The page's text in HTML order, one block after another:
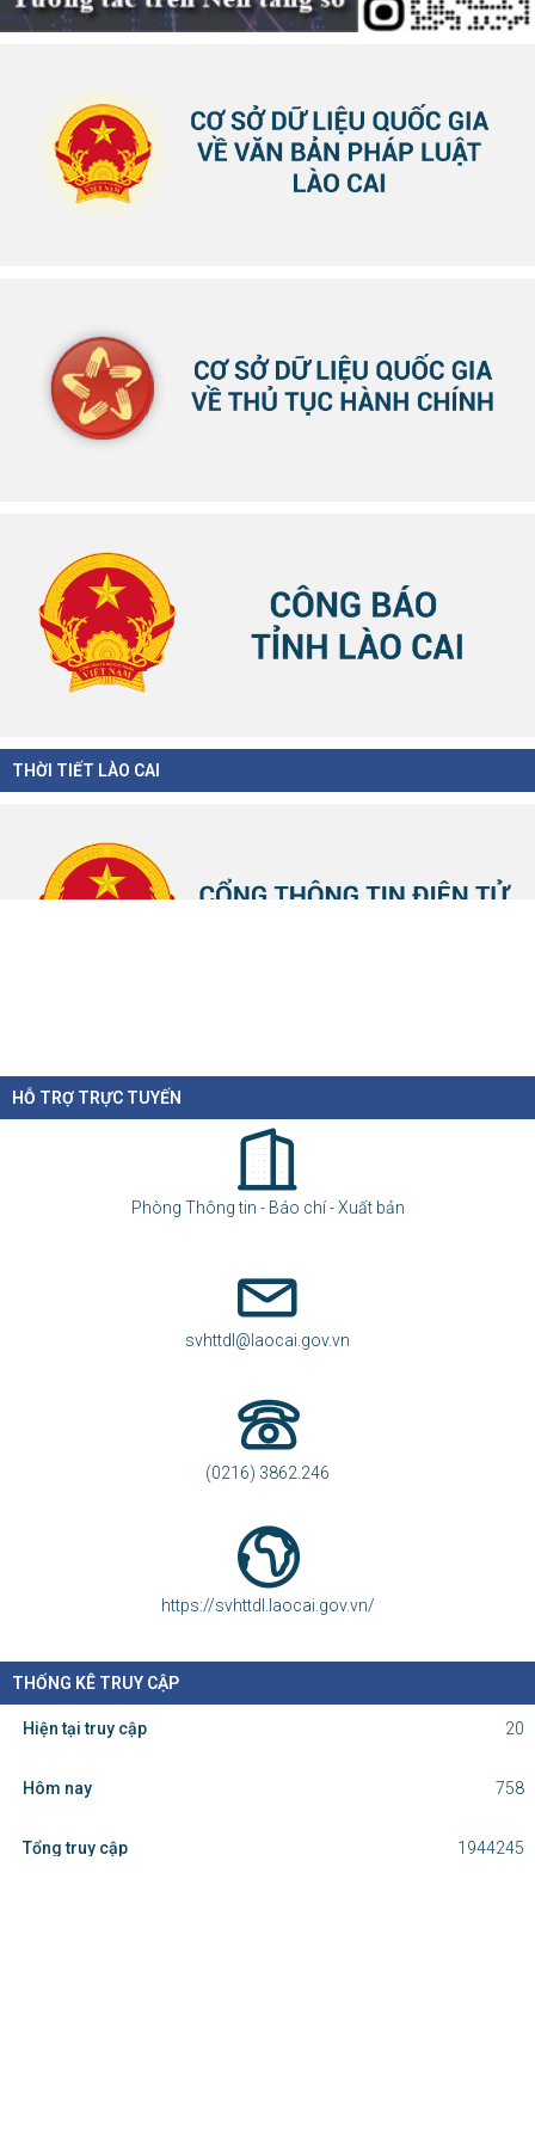
THỜI TIẾT LÀO CAI
HỖ TRỢ TRỰC TUYẾN
Phòng Thông tin - Báo chí - Xuất bản
svhttdl@laocai.gov.vn
(0216) 3862.246
https://svhttdl.laocai.gov.vn/
THỐNG KÊ TRUY CẬP
Hiện tại truy cập 20
Hôm nay 758
Tổng truy cập 1944245